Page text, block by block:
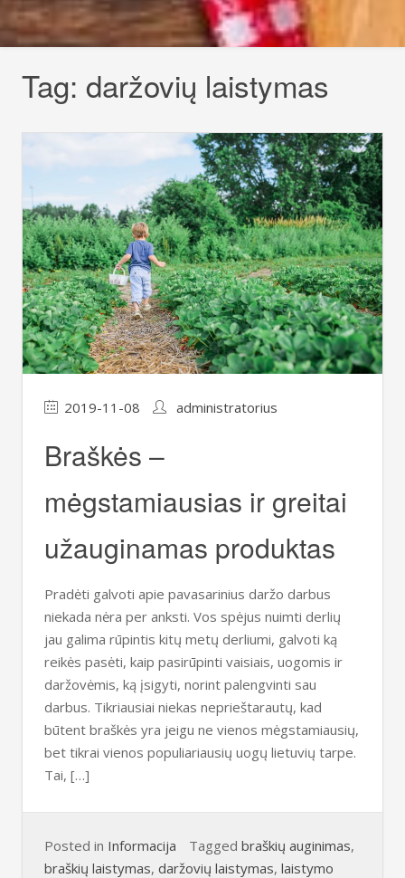
Tag: daržovių laistymas
2019-11-08 administratorius
Braškės –
mėgstamiausias ir greitai
užauginamas produktas
Pradėti galvoti apie pavasarinius daržo darbus
niekada nėra per anksti. Vos spėjus nuimti derlių
jau galima rūpintis kitų metų derliumi, galvoti ką
reikės pasėti, kaip pasirūpinti vaisiais, uogomis ir
daržovėmis, ką įsigyti, norint palengvinti sau
darbus. Tikriausiai niekas neprieštarautų, kad
būtent braškės yra jeigu ne vienos mėgstamiausių,
bet tikrai vienos populiariausių uogų lietuvių tarpe.
Tai, […]
Posted in Informacija Tagged braškių auginimas,
braškių laistymas, daržovių laistymas, laistymo